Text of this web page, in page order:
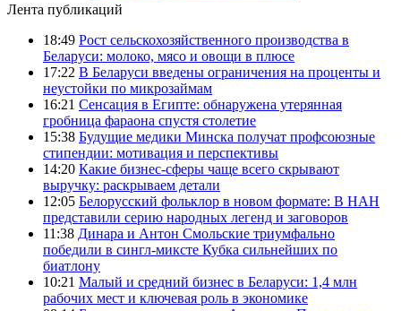
Лента публикаций
18:49 Рост сельскохозяйственного производства в
Беларуси: молоко, мясо и овощи в плюсе
17:22 В Беларуси введены ограничения на проценты и
неустойки по микрозаймам
16:21 Сенсация в Египте: обнаружена утерянная
гробница фараона спустя столетие
15:38 Будущие медики Минска получат профсоюзные
стипендии: мотивация и перспективы
14:20 Какие бизнес-сферы чаще всего скрывают
выручку: раскрываем детали
12:05 Белорусский фольклор в новом формате: В НАН
представили серию народных легенд и заговоров
11:38 Динара и Антон Смольские триумфально
победили в сингл-миксте Кубка сильнейших по
биатлону
10:21 Малый и средний бизнес в Беларуси: 1,4 млн
рабочих мест и ключевая роль в экономике